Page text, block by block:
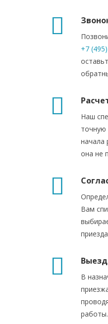
+7
Наш
точную
начала
она не
Вам
В
работы.